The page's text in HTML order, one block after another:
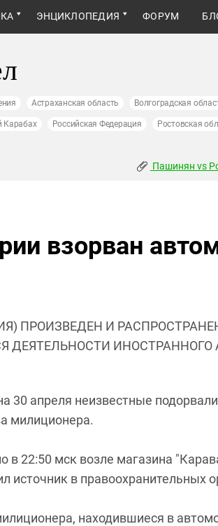
ЭНЦИКЛОПЕДИЯ ФОРУМ
Астраханская область Волгоградская
Карабах Российская Федерация Ростовская
Пашинян vs
взорван
ПРОИЗВЕДЕН И
ДЕЯТЕЛЬНОСТИ ИНОСТРАННОГО
30 апреля неизвестные
милиционера.
22:50 мск возле магазина
источник в правоохранительных
находившиеся в